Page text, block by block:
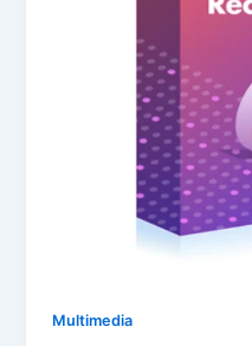
Multimedia